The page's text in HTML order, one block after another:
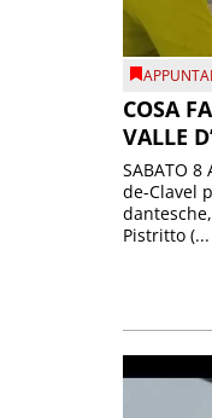
COSA
VALLE
SABATO 8
de-Clavel
Pistritto (...